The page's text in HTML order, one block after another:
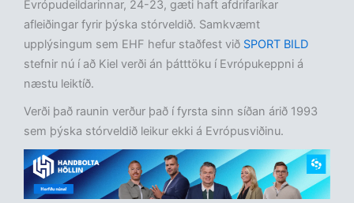
Evrópudeildarinnar, 24-23, gæti haft afdrifaríkar
afleiðingar fyrir þýska stórveldið. Samkvæmt
upplýsingum sem EHF hefur staðfest við SPORT BILD
stefnir nú í að Kiel verði án þátttöku í Evrópukeppni á
næstu leiktíð.
Verði það raunin verður það í fyrsta sinn síðan árið 1993
sem þýska stórveldið leikur ekki á Evrópusviðinu.